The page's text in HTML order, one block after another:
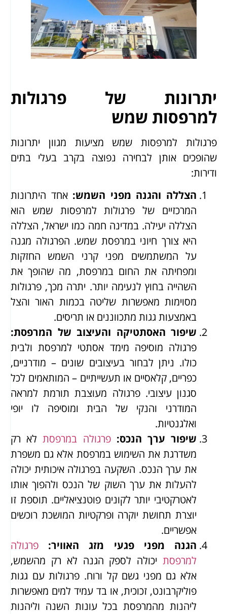
יתרונות של פרגולות
למרפסות שמש
פרגולות למרפסות שמש מציעות מגוון יתרונות
שהופכים אותן לבחירה נפוצה בקרב בעלי בתים
ודירות:
הצללה והגנה מפני השמש: אחד היתרונות
המרכזיים של פרגולות למרפסות שמש הוא
הצללה יעילה. במדינה חמה כמו ישראל, הצללה
היא צורך חיוני במרפסת שמש. הפרגולה מגנה
על המשתמשים מפני קרני השמש החזקות
ומפחיתה את החום במרפסת, מה שהופך את
השהייה בחוץ לנעימה יותר. יתרה מכך, פרגולות
מסוימות מאפשרות שליטה בכמות האור והצל
באמצעות גגות מתכווננים או תריסים.
שיפור האסתטיקה והעיצוב של המרפסת:
פרגולה מוסיפה מימד אסתטי למרפסת ולבית
כולו. ניתן לבחור בעיצובים שונים – מודרניים,
כפריים, קלאסיים או תעשייתיים – המותאמים לכל
סגנון עיצובי. פרגולה מעוצבת תורמת למראה
המודרני והנקי של הבית ומוסיפה לו יופי
ואלגנטיות.
שיפור ערך הנכס: פרגולה במרפסתלא רק
משדרגת את השימוש במרפסת אלא גם משפרת
את ערך הנכס. השקעה בפרגולה איכותית יכולה
להעלות את ערך השוק של הנכס ולהפוך אותו
לאטרקטיבי יותר לקונים פוטנציאליים. תוספת זו
יוצרת תחושת יוקרה ופרקטיות המושכת רוכשים
אפשריים.
הגנה מפני פגעי מזג האוויר:
פרגולה
למרפסת יכולה לספק הגנה לא רק מהשמש,
אלא גם מפני גשם קל ורוח. פרגולות עם גגות
פוליקרבונט, זכוכית, או בד עמיד למים מאפשרות
ליהנות מהמרפסת בכל עונות השנה וליהנות